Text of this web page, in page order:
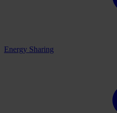
Energy Sharing